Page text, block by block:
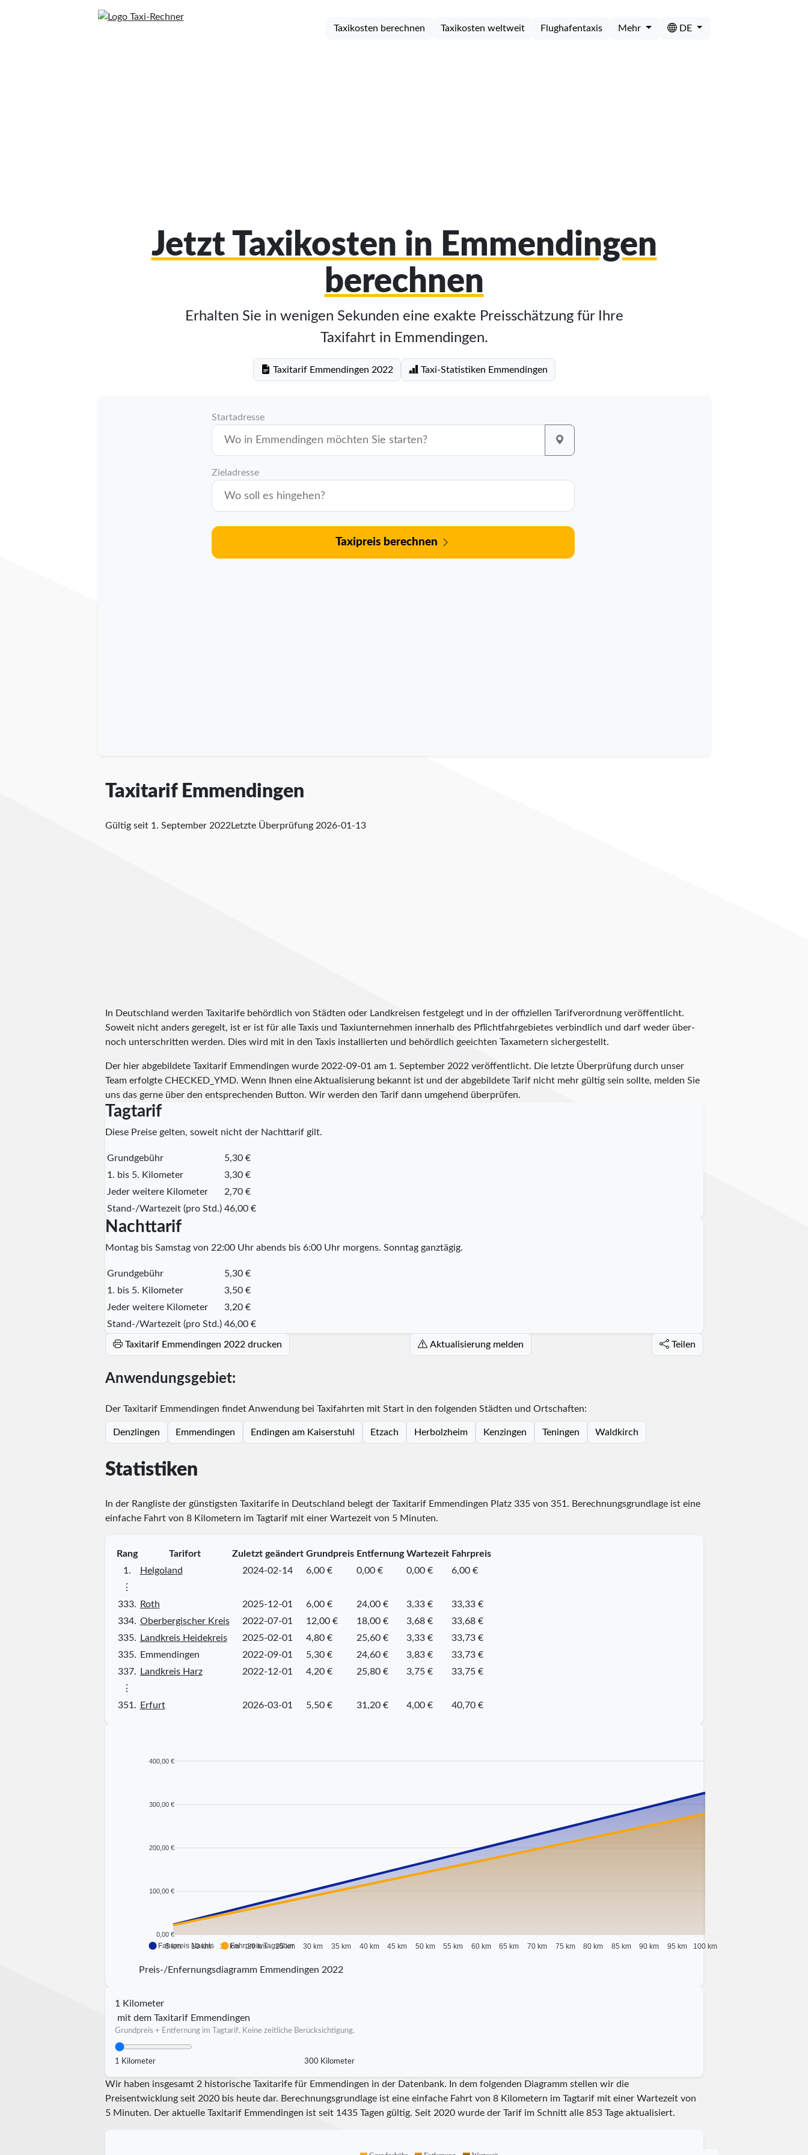
Taxikosten berechnen Taxikosten weltweit Flughafentaxis Mehr DE
Jetzt Taxikosten in Emmendingen
berechnen
Erhalten Sie in wenigen Sekunden eine exakte Preisschätzung für Ihre
Taxifahrt in Emmendingen.
Taxitarif Emmendingen 2022 Taxi-Statistiken Emmendingen
Startadresse
Zieladresse
Taxipreis berechnen
Taxitarif Emmendingen
Gültig seit 1. September 2022 Letzte Überprüfung 2026-01-13
In Deutschland werden Taxitarife behördlich von Städten oder Landkreisen festgelegt und in der offiziellen Tarifverordnung veröffentlicht.
Soweit nicht anders geregelt, ist er ist für alle Taxis und Taxiunternehmen innerhalb des Pflichtfahrgebietes verbindlich und darf weder über-
noch unterschritten werden. Dies wird mit in den Taxis installierten und behördlich geeichten Taxametern sichergestellt.
Der hier abgebildete Taxitarif Emmendingen wurde 2022-09-01 am 1. September 2022 veröffentlicht. Die letzte Überprüfung durch unser
Team erfolgte CHECKED_YMD. Wenn Ihnen eine Aktualisierung bekannt ist und der abgebildete Tarif nicht mehr gültig sein sollte, melden Sie
uns das gerne über den entsprechenden Button. Wir werden den Tarif dann umgehend überprüfen.
Tagtarif
Diese Preise gelten, soweit nicht der Nachttarif gilt.
Grundgebühr
5,30 €
1. bis 5. Kilometer
3,30 €
Jeder weitere Kilometer
2,70 €
Stand-/Wartezeit (pro Std.) 46,00 €
Nachttarif
Montag bis Samstag von 22:00 Uhr abends bis 6:00 Uhr morgens. Sonntag ganztägig.
Grundgebühr
5,30 €
1. bis 5. Kilometer
3,50 €
Jeder weitere Kilometer
3,20 €
Stand-/Wartezeit (pro Std.) 46,00 €
Taxitarif Emmendingen 2022 drucken Aktualisierung melden Teilen
Anwendungsgebiet:
Der Taxitarif Emmendingen findet Anwendung bei Taxifahrten mit Start in den folgenden Städten und Ortschaften:
Denzlingen Emmendingen Endingen am Kaiserstuhl Etzach Herbolzheim Kenzingen Teningen Waldkirch
Statistiken
In der Rangliste der günstigsten Taxitarife in Deutschland belegt der Taxitarif Emmendingen Platz 335von 351 . Berechnungsgrundlage ist eine
einfache Fahrt von 8 Kilometern im Tagtarif mit einer Wartezeit von 5 Minuten.
Rang Tarifort Zuletzt geändert Grundpreis Entfernung Wartezeit Fahrpreis
1.
Helgoland 2024-02-14 6,00 € 0,00 € 0,00 €
6,00 €
⋮
333.
Roth 2025-12-01 6,00 € 24,00 € 3,33 €
33,33 €
334. Oberbergischer Kreis 2022-07-01 12,00 € 18,00 € 3,68 €
33,68 €
335.
Landkreis Heidekreis 2025-02-01 4,80 € 25,60 € 3,33 €
33,73 €
335.
Emmendingen 2022-09-01 5,30 € 24,60 € 3,83 €
33,73 €
337.
Landkreis Harz 2022-12-01 4,20 € 25,80 € 3,75 €
33,75 €
⋮
351.
Erfurt 2026-03-01 5,50 € 31,20 € 4,00 € 40,70 €
400,00 €
300,00 €
200,00 €
100,00 €
0,00 €
5 km 10 km 15 km 20 km 25 km 30 km 35 km 40 km 45 km 50 km 55 km 60 km 65 km 70 km 75 km 80 km 85 km 90 km 95 km 100 km
Fahrpreis Nachts Fahrpreis Tagsüber
Preis-/Enfernungsdiagramm Emmendingen 2022
1 Kilometer
mit dem Taxitarif Emmendingen
Grundpreis + Entfernung im Tagtarif. Keine zeitliche Berücksichtigung.
1 Kilometer 300 Kilometer
Wir haben insgesamt 2 historische Taxitarife für Emmendingen in der Datenbank. In dem folgenden Diagramm stellen wir die
Preisentwicklung seit 2020 bis heute dar. Berechnungsgrundlage ist eine einfache Fahrt von 8 Kilometern im Tagtarif mit einer Wartezeit von
5 Minuten. Der aktuelle Taxitarif Emmendingen ist seit 1435Tagen gültig. Seit 2020wurde der Tarif im Schnitt alle 853Tage aktualisiert.